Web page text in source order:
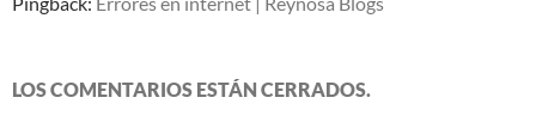
LOS COMENTARIOS ESTÁN CERRADOS.